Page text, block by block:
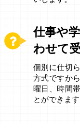
仕事や
わせて
個別に仕切
方式ですか
曜日、時間
とができます